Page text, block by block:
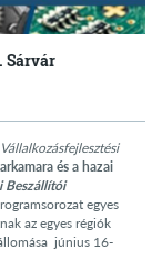
Sárvár
Vállalkozásfejlesztési
és a hazai
Beszállítói
egyes
az egyes régiók
június 16-